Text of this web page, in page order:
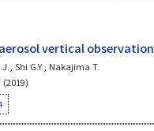
vertical
Shi G.Y., Nakajima T.